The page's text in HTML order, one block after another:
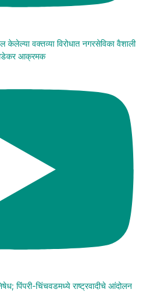
केलेल्या वक्तव्या विरोधात नगरसेविका वैशाली
आक्रमक
पिंपरी-चिंचवडमध्ये राष्ट्रवादीचे आंदोलन